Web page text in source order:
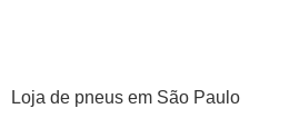
Loja de pneus em São Paulo